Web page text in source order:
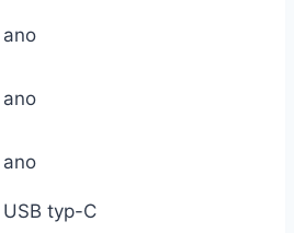
ano
ano
ano
USB typ-C